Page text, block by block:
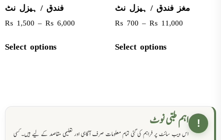
فندق / ہیزل نٹ
₨ 1,500 – ₨ 6,000
Select options
مغز فندق / ہیزل نٹ
₨ 700 – ₨ 11,000
Select options
! اہم طبی نوٹ
اس ویب سائٹ پر فراہم کی گئی تمام معلومات صرف آگاہی اور تعلیمی مقاصد کے لیے ہیں۔ کسی